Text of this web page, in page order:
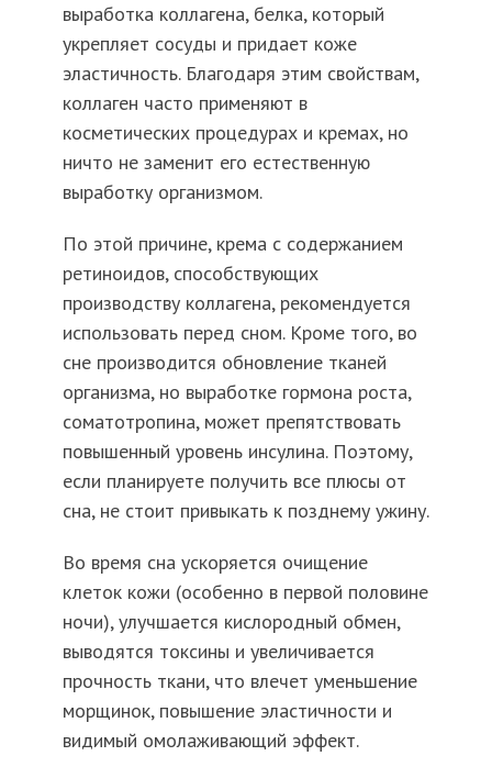
выработка коллагена, белка, который
укрепляет сосуды и придает коже
эластичность. Благодаря этим свойствам,
коллаген часто применяют в
косметических процедурах и кремах, но
ничто не заменит его естественную
выработку организмом.
По этой причине, крема с содержанием
ретиноидов, способствующих
производству коллагена, рекомендуется
использовать перед сном. Кроме того, во
сне производится обновление тканей
организма, но выработке гормона роста,
соматотропина, может препятствовать
повышенный уровень инсулина. Поэтому,
если планируете получить все плюсы от
сна, не стоит привыкать к позднему ужину.
Во время сна ускоряется очищение
клеток кожи (особенно в первой половине
ночи), улучшается кислородный обмен,
выводятся токсины и увеличивается
прочность ткани, что влечет уменьшение
морщинок, повышение эластичности и
видимый омолаживающий эффект.